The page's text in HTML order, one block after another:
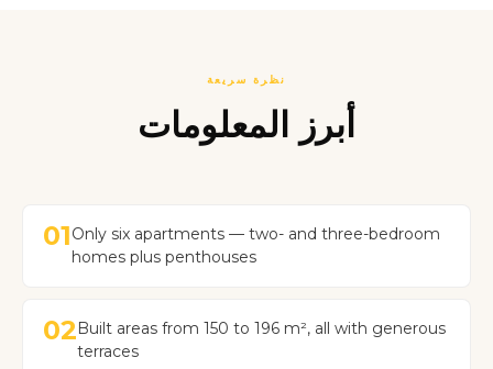
نظرة سريعة
أبرز المعلومات
01Only six apartments — two- and three-bedroom
homes plus penthouses
02Built areas from 150 to 196 m², all with generous
terraces